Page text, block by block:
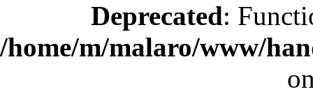
Deprecated:
/home/m/malaro/www/